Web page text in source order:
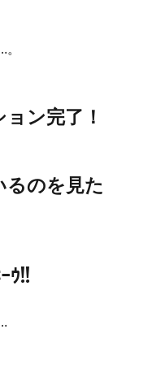
ン完了！
るのを見た
ｳ!!